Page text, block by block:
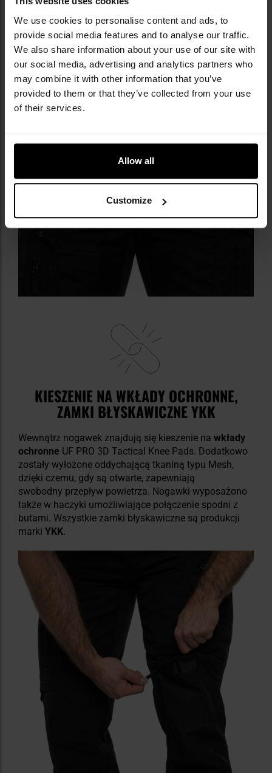
We use cookies to personalise content and ads, to
provide social media features and to analyse our traffic.
We also share information about your use of our site with
our social media, advertising and analytics partners who
may combine it with other information that you’ve
provided to them or that they’ve collected from your use
of their services.
Allow all
Customize
wysokości pasa wszyto zamek błyskawiczny
zaprojektowany do przymocowania podpinki
UF PRO
Windstopper Lining na niższe temperatury.
KIESZENIE NA WKŁADY OCHRONNE,
ZAMKI BŁYSKAWICZNE YKK
Wewnątrz nogawek znajdują się kieszenie na wkłady
ochronne UF PRO 3D Tactical Knee Pads. Dodatkowo
zostały wyłożone oddychającą tkaniną typu Mesh,
dzięki czemu, gdy są otwarte, zapewniają
swobodny przepływ powietrza. Nogawki wyposażono
także w haczyki umożliwiające połączenie spodni z
butami. Wszystkie zamki błyskawiczne są produkcji
marki YKK.